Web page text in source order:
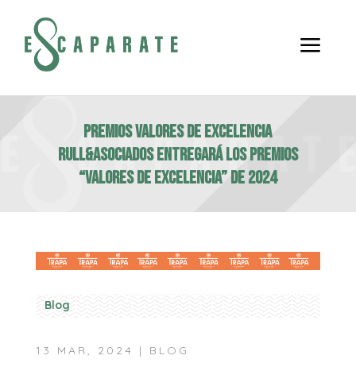
a
PREMIOS VALORES DE EXCELENCIA
RULL&ASOCIADOS ENTREGARÁ LOS PREMIOS
“VALORES DE EXCELENCIA” DE 2024
Blog
13 MAR, 2024 | BLOG